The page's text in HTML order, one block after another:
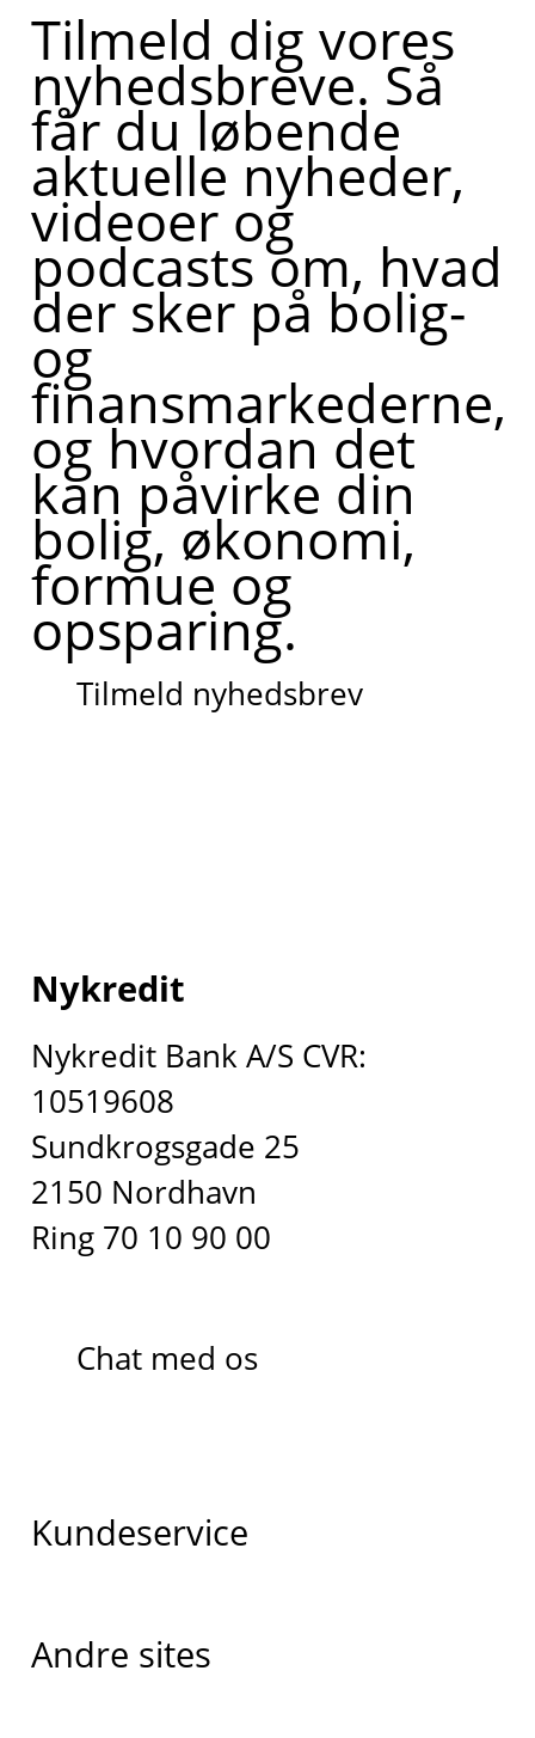
Tilmeld dig vores
nyhedsbreve. Så
får du løbende
aktuelle nyheder,
videoer og
podcasts om, hvad
der sker på bolig-
og
finansmarkederne,
og hvordan det
kan påvirke din
bolig, økonomi,
formue og
opsparing.
Tilmeld nyhedsbrev
Nykredit
Nykredit Bank A/S CVR:
10519608
Sundkrogsgade 25
2150 Nordhavn
Ring 70 10 90 00
Chat med os
Kundeservice
Andre sites